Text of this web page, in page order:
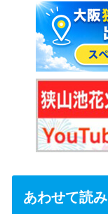
あわせて読